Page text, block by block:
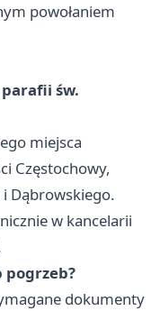
powołaniem
parafii św.
miejsca
Częstochowy,
Dąbrowskiego.
w kancelarii
pogrzeb?
dokumenty